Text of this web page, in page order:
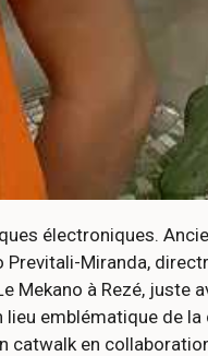
électroniques.
Miranda,
à Rezé, juste
emblématique de
catwalk en